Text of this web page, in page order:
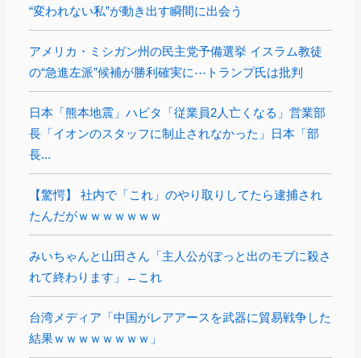
“変われない私”が動き出す瞬間に出会う
アメリカ・ミシガン州の民主党予備選挙 イスラム教徒
の“急進左派”候補が勝利確実に⋯トランプ氏は批判
日本「熊本地震」ハビタ「従業員2人亡くなる」営業部
長「イオンのスタッフに制止されなかった」日本「部
長...
【驚愕】 社内で「これ」のやり取りしてたら逮捕され
たんだがｗｗｗｗｗｗｗ
みいちゃんと山田さん「主人公がぽっと出のモブに殺さ
れて終わります」←これ
台湾メディア「中国がレアアースを武器に貿易戦争した
結果ｗｗｗｗｗｗｗｗ」